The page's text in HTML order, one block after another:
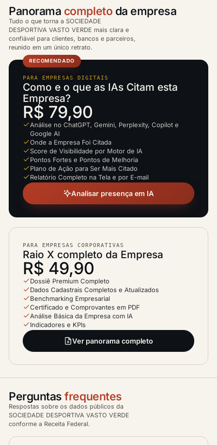
Panorama completo da empresa
Tudo o que torna a SOCIEDADE
DESPORTIVA VASTO VERDE mais clara e
confiável para clientes, bancos e parceiros,
reunido em um único retrato.
RECOMENDADO
PARA EMPRESAS DIGITAIS
Como e o que as IAs Citam esta
Empresa?
R$ 79,90
Análise no ChatGPT, Gemini, Perplexity, Copilot e
Google AI
Onde a Empresa Foi Citada
Score de Visibilidade por Motor de IA
Pontos Fortes e Pontos de Melhoria
Plano de Ação para Ser Mais Citado
Relatório Completo na Tela e por E-mail
Analisar presença em IA
PARA EMPRESAS CORPORATIVAS
Raio X completo da Empresa
R$ 49,90
Dossiê Premium Completo
Dados Cadastrais Completos e Atualizados
Benchmarking Empresarial
Certificado e Comprovantes em PDF
Análise Básica da Empresa com IA
Indicadores e KPIs
Ver panorama completo
Perguntasfrequentes
Respostas sobre os dados públicos da
SOCIEDADE DESPORTIVA VASTO VERDE
conforme a Receita Federal.